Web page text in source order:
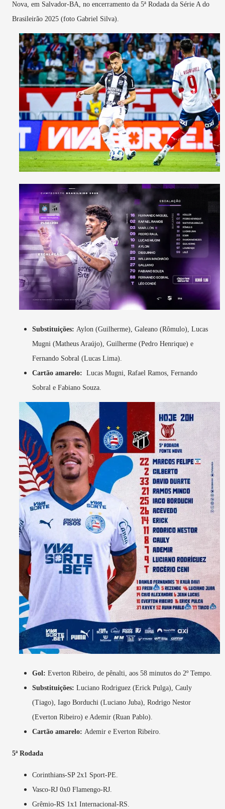
Nova, em Salvador-BA, no encerramento da 5ª Rodada da Série A do
Brasileirão 2025 (foto Gabriel Silva).
Substituições: Aylon (Guilherme), Galeano (Rômulo), Lucas
Mugni (Matheus Araújo), Guilherme (Pedro Henrique) e
Fernando Sobral (Lucas Lima).
Cartão amarelo: Lucas Mugni, Rafael Ramos, Fernando
Sobral e Fabiano Souza.
Gol: Everton Ribeiro, de pênalti, aos 58 minutos do 2º Tempo.
Substituições: Luciano Rodriguez (Erick Pulga), Cauly
(Tiago), Iago Borduchi (Luciano Juba), Rodrigo Nestor
(Everton Ribeiro) e Ademir (Ruan Pablo).
Cartão amarelo: Ademir e Everton Ribeiro.
5ª Rodada
Corinthians-SP 2x1 Sport-PE.
Vasco-RJ 0x0 Flamengo-RJ.
Grêmio-RS 1x1 Internacional-RS.